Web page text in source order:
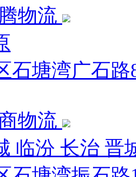
物流
石塘湾广石
物流
临汾 长治 晋